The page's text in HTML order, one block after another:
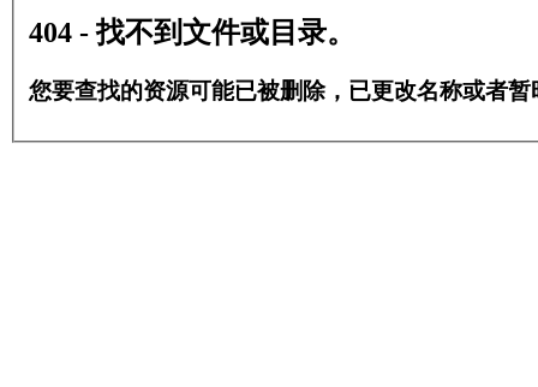
404 - 找不到文件或目录。
您要查找的资源可能已被删除，已更改名称或者暂